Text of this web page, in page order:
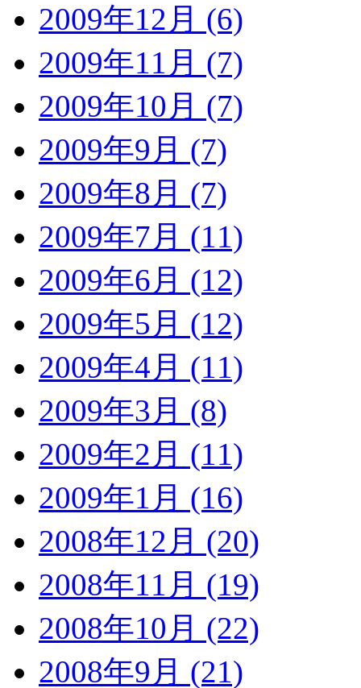
2009年12月 (6)
2009年11月 (7)
2009年10月 (7)
2009年9月 (7)
2009年8月 (7)
2009年7月 (11)
2009年6月 (12)
2009年5月 (12)
2009年4月 (11)
2009年3月 (8)
2009年2月 (11)
2009年1月 (16)
2008年12月 (20)
2008年11月 (19)
2008年10月 (22)
2008年9月 (21)